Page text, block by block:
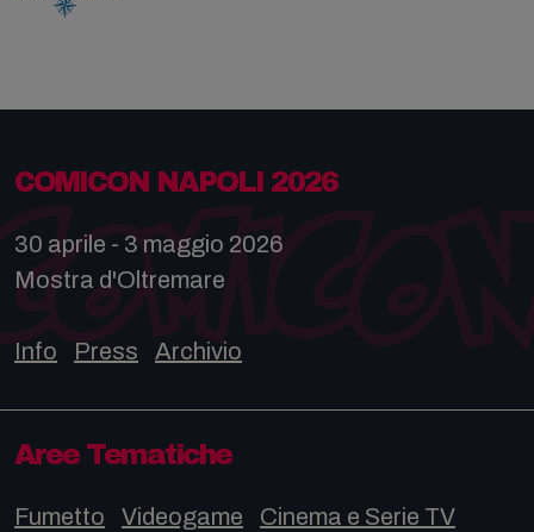
COMICON NAPOLI 2026
30 aprile - 3 maggio 2026
Mostra d'Oltremare
Info Press Archivio
Aree Tematiche
Fumetto Videogame
Cinema e Serie TV